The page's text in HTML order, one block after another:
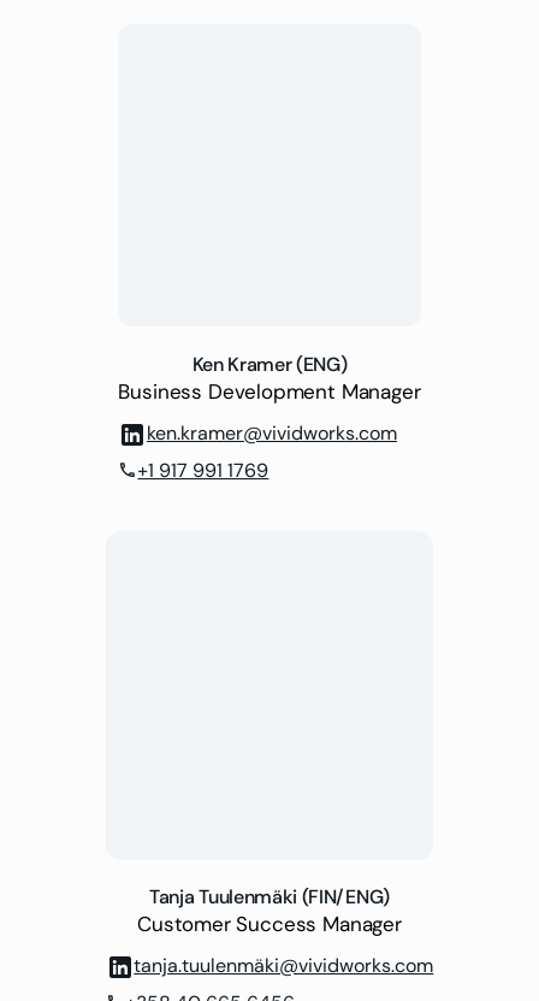
Ken Kramer (ENG)
Business Development Manager
ken.kramer@vividworks.com
phone+1 917 991 1769
Tanja Tuulenmäki (FIN/ENG)
Customer Success Manager
tanja.tuulenmäki@vividworks.com